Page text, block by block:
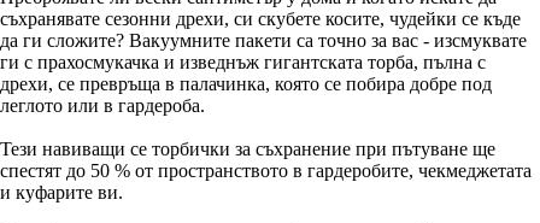
съхранявате сезонни дрехи, си скубете косите, чудейки се къде
да ги сложите? Вакуумните пакети са точно за вас - изсмуквате
ги с прахосмукачка и изведнъж гигантската торба, пълна с
дрехи, се превръща в палачинка, която се побира добре под
леглото или в гардероба.
Тези навиващи се торбички за съхранение при пътуване ще
спестят до 50 % от пространството в гардеробите, чекмеджетата
и куфарите ви.